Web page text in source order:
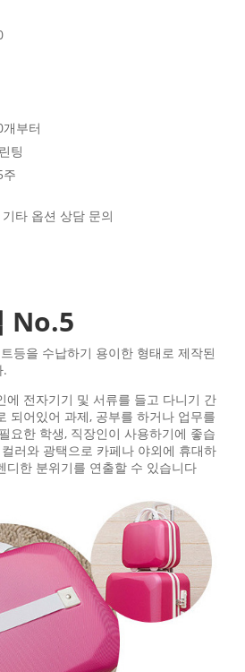
부터
팅
타 옵션 상담 문의
No.5
등을 수납하기 용이한 형태로 제작된
.
에 전자기기 및 서류를 들고 다니기 간
되어있어 과제, 공부를 하거나 업무를
요한 학생, 직장인이 사용하기에 좋습
러와 광택으로 카페나 야외에 휴대하
디한 분위기를 연출할 수 있습니다